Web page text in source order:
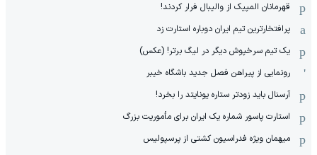
قهرمانان المپیک از والیبال فرار کردند!
پرافتخارترین تیم ایران دوباره استارت زد
یک تیم سرخپوش دیگر در لیگ برتر! (عکس)
رونمایی از پیراهن فصل جدید باشگاه خیبر
آرسنال باید زودتر ستاره یونایتد را بخرد!
استارت پاسور شماره یک ایران برای مأموریت بزرگ
میهمان ویژه فدراسیون کشتی از پرسپولیس